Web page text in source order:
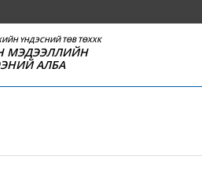
ҮНДЭСНИЙ ТӨВ ТӨХХК
МЭДЭЭЛЛИЙН
АЛБА